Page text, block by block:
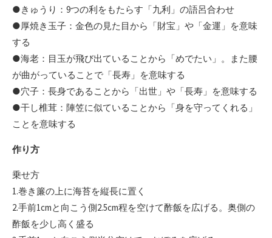
●きゅうり：9つの利をもたらす「九利」の語呂合わせ
●厚焼き玉子：金色の見た目から「財宝」や「金運」を意味
する
●海老：目玉が飛び出ていることから「めでたい」。また腰
が曲がっていることで「長寿」を意味する
●穴子：長身であることから「出世」や「長寿」を意味する
●干し椎茸：陣笠に似ていることから「身を守ってくれる」
ことを意味する
作り方
乗せ方
1.巻き簾の上に海苔を縦長に置く
2.手前1cmと向こう側2.5cm程を空けて酢飯を広げる。奥側の
酢飯を少し高く盛る